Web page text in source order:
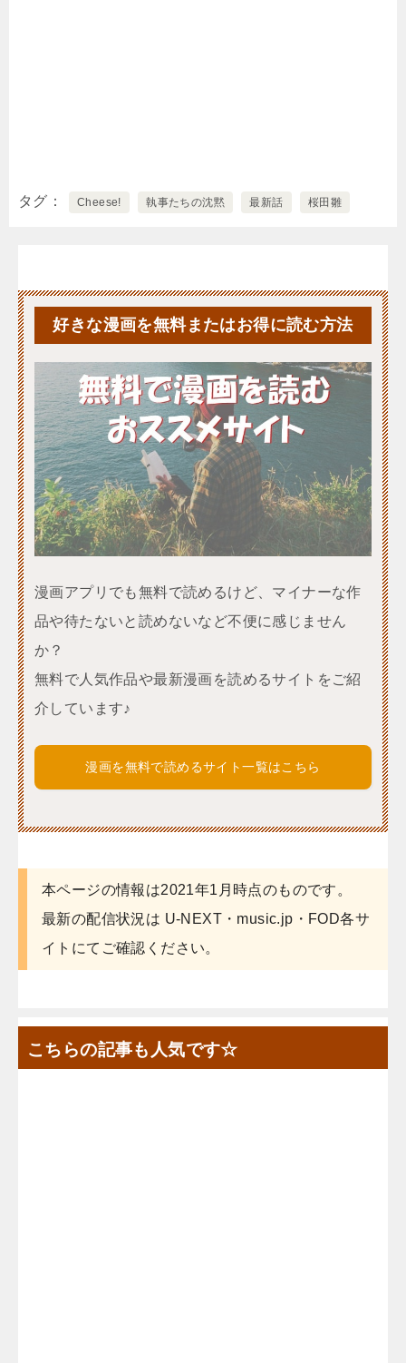
タグ Cheese! 執事たちの沈黙 最新話 桜田雛
好きな漫画を無料またはお得に読む方法
漫画アプリでも無料で読めるけど、マイナーな作
品や待たないと読めないなど不便に感じません
か？
無料で人気作品や最新漫画を読めるサイトをご紹
介しています♪
漫画を無料で読めるサイト一覧はこちら
本ページの情報は2021年1月時点のものです。
最新の配信状況は U-NEXT・music.jp・FOD各サ
イトにてご確認ください。
こちらの記事も人気です☆